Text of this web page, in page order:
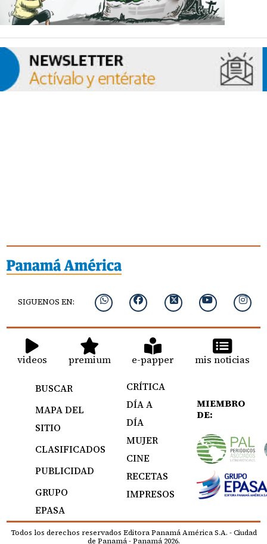
SIGUENOS EN:
videos premium e-papper mis noticias
BUSCAR
MAPA DEL
SITIO
CLASIFICADOS
PUBLICIDAD
GRUPO
EPASA
CRÍTICA
DÍA A
DÍA
MUJER
CINE
RECETAS
IMPRESOS
MIEMBRO
DE:
Todos los derechos reservados Editora Panamá América S.A. - Ciudad
de Panamá - Panamá 2026.